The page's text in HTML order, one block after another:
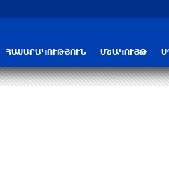
ՀԱՍԱՐԱԿՈՒԹՅՈՒՆ ՄՇԱԿՈՒՅԹ